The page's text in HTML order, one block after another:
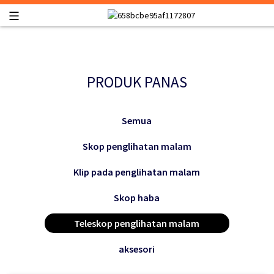
PRODUK PANAS
Semua
Skop penglihatan malam
Klip pada penglihatan malam
Skop haba
Teleskop penglihatan malam
aksesori